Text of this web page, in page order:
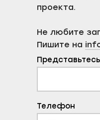
проекта.
Не любите
Пишите на
Телефон
Санкт-Петербург,
Старо-Петергофский пр.,
+7 (800) 707-91-05
hello@endy.pro